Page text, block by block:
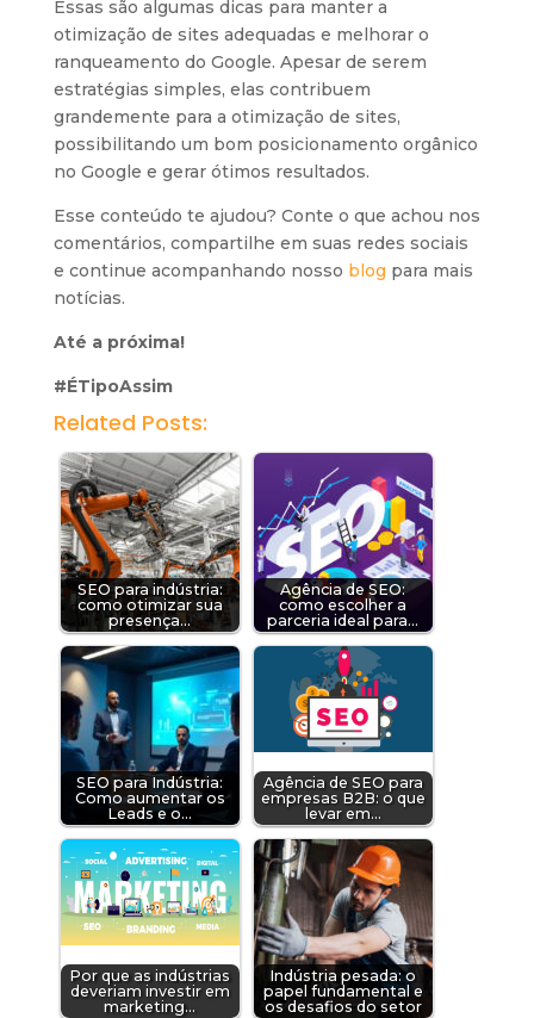
Essas são algumas dicas para manter a
otimização de sites adequadas e melhorar o
ranqueamento do Google. Apesar de serem
estratégias simples, elas contribuem
grandemente para a otimização de sites,
possibilitando um bom posicionamento orgânico
no Google e gerar ótimos resultados.
Esse conteúdo te ajudou? Conte o que achou nos
comentários, compartilhe em suas redes sociais
e continue acompanhando nosso blog para mais
notícias.
Até a próxima!
#ÉTipoAssim
Related Posts:
SEO para indústria:
como otimizar sua
presença…
Agência de SEO:
como escolher a
parceria ideal para…
SEO para Indústria:
Como aumentar os
Leads e o…
Agência de SEO para
empresas B2B: o que
levar em…
Por que as indústrias
deveriam investir em
marketing…
Indústria pesada: o
papel fundamental e
os desafios do setor